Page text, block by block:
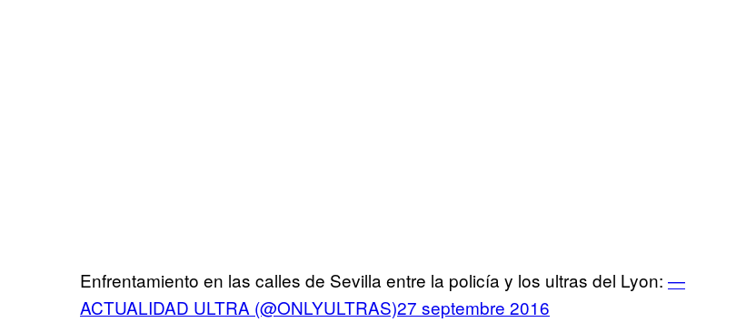
Enfrentamiento en las calles de Sevilla entre la policía y los ultras del Lyon: —
ACTUALIDAD ULTRA (@ONLYULTRAS)27 septembre 2016